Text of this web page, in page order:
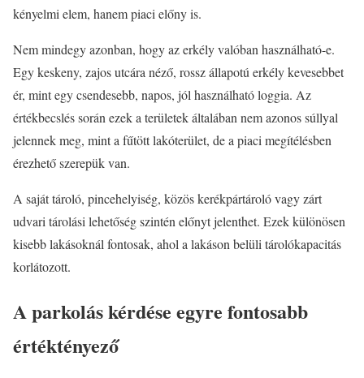
kényelmi elem, hanem piaci előny is.
Nem mindegy azonban, hogy az erkély valóban használható-e.
Egy keskeny, zajos utcára néző, rossz állapotú erkély kevesebbet
ér, mint egy csendesebb, napos, jól használható loggia. Az
értékbecslés során ezek a területek általában nem azonos súllyal
jelennek meg, mint a fűtött lakóterület, de a piaci megítélésben
érezhető szerepük van.
A saját tároló, pincehelyiség, közös kerékpártároló vagy zárt
udvari tárolási lehetőség szintén előnyt jelenthet. Ezek különösen
kisebb lakásoknál fontosak, ahol a lakáson belüli tárolókapacitás
korlátozott.
A parkolás kérdése egyre fontosabb
értéktényező